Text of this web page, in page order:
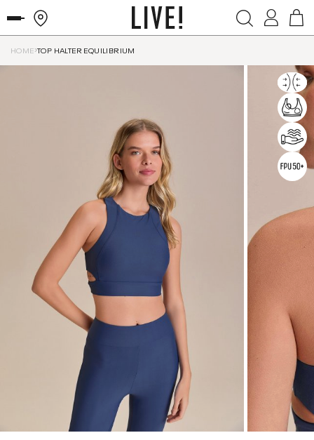
HOME TOP HALTER EQUILIBRIUM